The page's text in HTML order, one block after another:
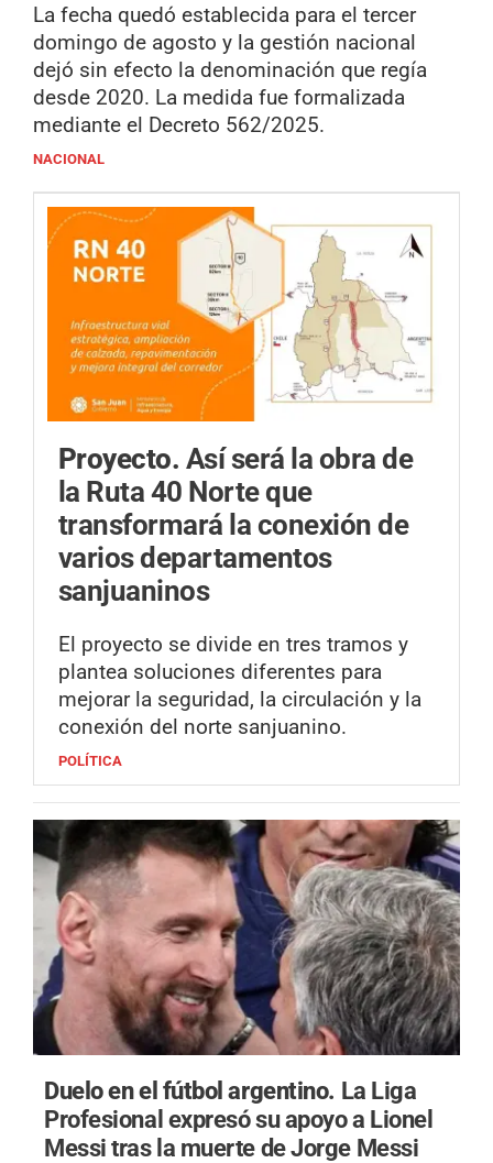
La fecha quedó establecida para el tercer
domingo de agosto y la gestión nacional
dejó sin efecto la denominación que regía
desde 2020. La medida fue formalizada
mediante el Decreto 562/2025.
NACIONAL
Proyecto. Así será la obra de
la Ruta 40 Norte que
transformará la conexión de
varios departamentos
sanjuaninos
El proyecto se divide en tres tramos y
plantea soluciones diferentes para
mejorar la seguridad, la circulación y la
conexión del norte sanjuanino.
POLÍTICA
Duelo en el fútbol argentino. La Liga
Profesional expresó su apoyo a Lionel
Messi tras la muerte de Jorge Messi